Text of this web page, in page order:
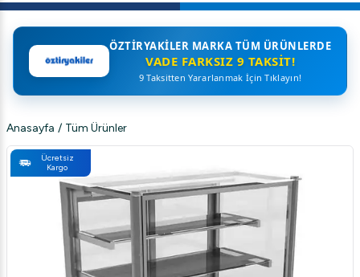
ÖZTIRYAKILER MARKA TÜM ÜRÜNLERDE
VADE FARKSIZ 9 TAKSIT!
9 Taksitten Yararlanmak İçin Tıklayın!
Anasayfa / Tüm Ürünler
Ücretsiz
Kargo